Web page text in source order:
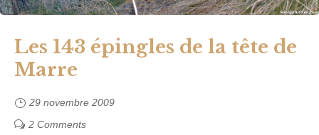
Les 143 épingles de la tête de
Marre
29 novembre 2009
2 Comments